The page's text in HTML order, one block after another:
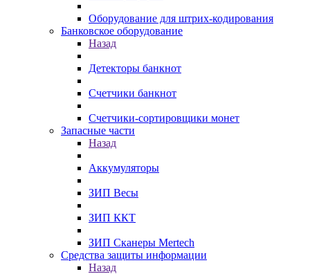
Оборудование для штрих-кодирования
Банковское оборудование
Назад
Детекторы банкнот
Счетчики банкнот
Счетчики-сортировщики монет
Запасные части
Назад
Аккумуляторы
ЗИП Весы
ЗИП ККТ
ЗИП Сканеры Mertech
Средства защиты информации
Назад